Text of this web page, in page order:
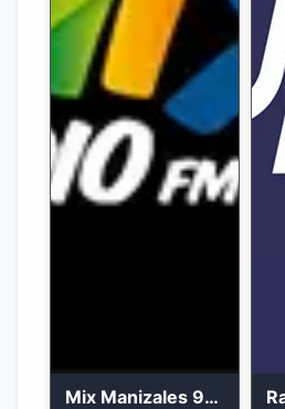
Mix Manizales 95.1 FM en Vivo